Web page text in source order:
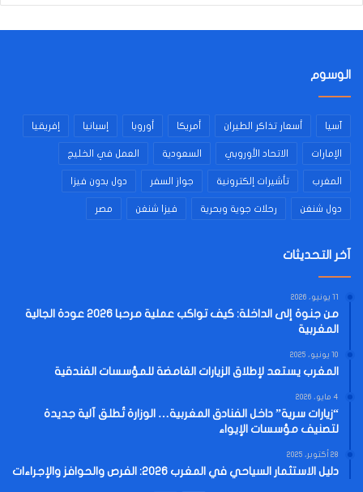
الوسوم
آسيا أسعار تذاكر الطيران أمريكا أوروبا إسبانيا إفريقيا
الإمارات الاتحاد الأوروبي السعودية العمل في الخليج
المغرب تأشيرات إلكترونية جواز السفر دول بدون فيزا
دول شنغن رحلات جوية وبحرية فيزا شنغن مصر
آخر التحديثات
11 يونيو، 2026
من جنوة إلى الداخلة: كيف تواكب عملية مرحبا 2026 عودة الجالية
المغربية
10 يونيو، 2025
المغرب يستعد لإطلاق الزيارات الغامضة للمؤسسات الفندقية
4 مايو، 2026
“زيارات سرية” داخل الفنادق المغربية… الوزارة تُطلق آلية جديدة
لتصنيف مؤسسات الإيواء
28 أكتوبر، 2025
دليل الاستثمار السياحي في المغرب 2026: الفرص والحوافز والإجراءات